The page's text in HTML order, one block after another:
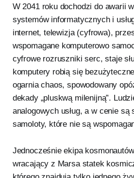
W 2041 roku dochodzi do awarii
systemów informatycznych i
internet, telewizja (cyfrowa),
wspomagane komputerowo
cyfrowe rozruszniki serc, staje
komputery robią się
ogarnia chaos, spowodowany
dekady „pluskwą milenijną”.
analogowych usług, a w cenie są
samoloty, które nie są
Jednocześnie ekipa
wracający z Marsa statek